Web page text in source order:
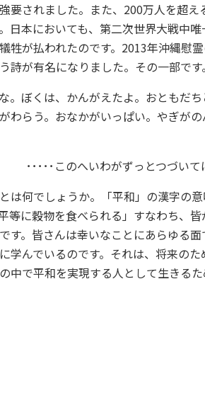
要されました。また、200万人を超
日本においても、第二次世界大戦中
牲が払われたのです。2013年沖縄慰
詩が有名になりました。その一部です。
。ぼくは、かんがえたよ。おともだ
わらう。おなかがいっぱい。やぎが
･････このへいわがずっとつづい
は何でしょうか。「平和」の漢字の
等に穀物を食べられる」すなわち、
す。皆さんは幸いなことにあらゆる
学んでいるのです。それは、将来の
中で平和を実現する人として生きるた